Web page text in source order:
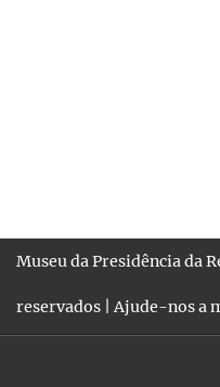
Museu da Presidência da
reservados |Ajude-nos a